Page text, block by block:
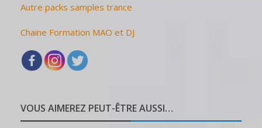
Autre packs samples trance
Chaine Formation MAO et DJ
VOUS AIMEREZ PEUT-ÊTRE AUSSI…